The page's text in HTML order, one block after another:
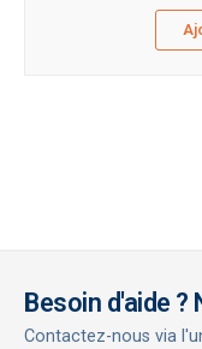
Besoin d'aide ?
Contactez-nous via